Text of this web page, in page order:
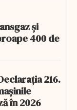
și
400 de
216.
în 2026